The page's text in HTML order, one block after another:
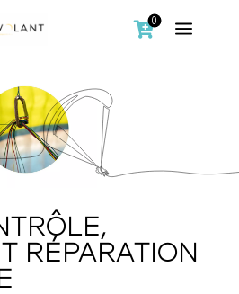
0 a
RÉPARATION